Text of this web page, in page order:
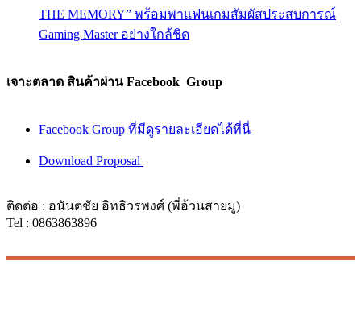
THE MEMORY” พร้อมพาแฟนเกมสัมผัสประสบการณ์
Gaming Master อย่างใกล้ชิด
เจาะตลาด สินค้าผ่าน Facebook Group
Facebook Group ที่มีดูรายละเอียดได้ที่นี่
Download Proposal
ติดต่อ : อนันตชัย อิทธิวรพงศ์ (พี่อ้วนสายมู)
Tel : 0863863896